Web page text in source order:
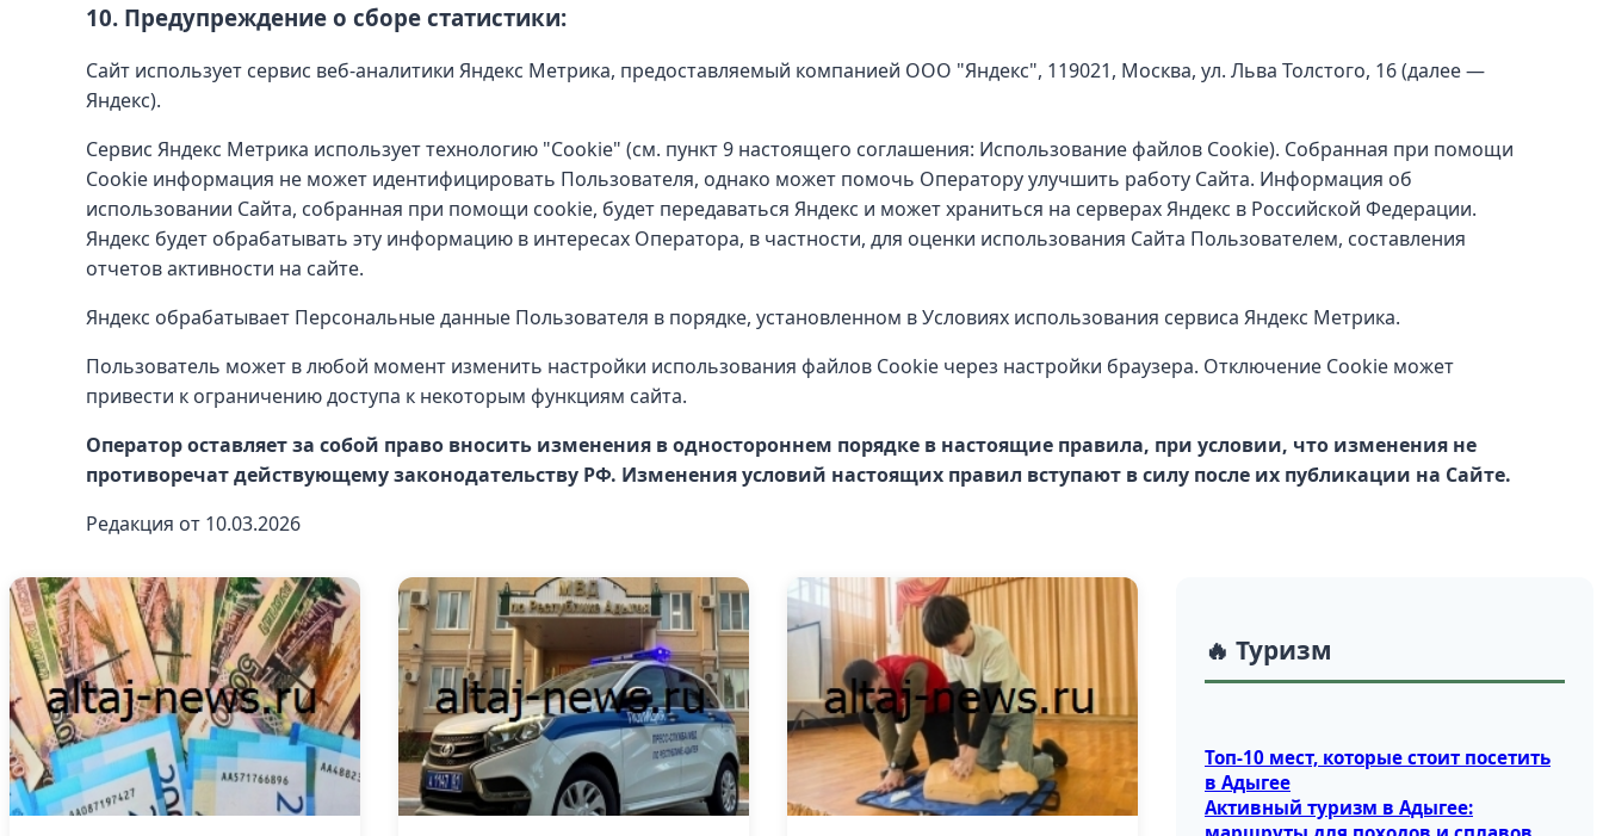
10. Предупреждение о сборе статистики:
Сайт использует сервис веб-аналитики Яндекс Метрика, предоставляемый компанией ООО "Яндекс", 119021, Москва, ул. Льва Толстого, 16 (далее —
Яндекс).
Сервис Яндекс Метрика использует технологию "Cookie" (см. пункт 9 настоящего соглашения: Использование файлов Cookie). Собранная при помощи
Cookie информация не может идентифицировать Пользователя, однако может помочь Оператору улучшить работу Сайта. Информация об
использовании Сайта, собранная при помощи cookie, будет передаваться Яндекс и может храниться на серверах Яндекс в Российской Федерации.
Яндекс будет обрабатывать эту информацию в интересах Оператора, в частности, для оценки использования Сайта Пользователем, составления
отчетов активности на сайте.
Яндекс обрабатывает Персональные данные Пользователя в порядке, установленном в Условиях использования сервиса Яндекс Метрика.
Пользователь может в любой момент изменить настройки использования файлов Cookie через настройки браузера. Отключение Cookie может
привести к ограничению доступа к некоторым функциям сайта.
Оператор оставляет за собой право вносить изменения в одностороннем порядке в настоящие правила, при условии, что изменения не
противоречат действующему законодательству РФ. Изменения условий настоящих правил вступают в силу после их публикации на Сайте.
Редакция от 10.03.2026
🔥 Туризм
Топ‑10 мест, которые стоит посетить
в Адыгее
Активный туризм в Адыгее: